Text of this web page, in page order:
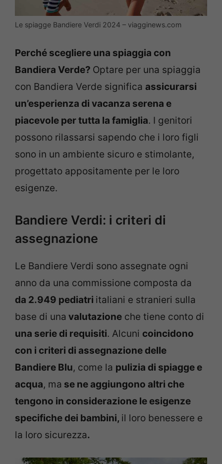
Le spiagge Bandiere Verdi 2024 – viagginews.com
Perché scegliere una spiaggia con
Bandiera Verde? Optare per una spiaggia
con Bandiera Verde significa assicurarsi
un’esperienza di vacanza serena e
piacevole per tutta la famiglia. I genitori
possono rilassarsi sapendo che i loro figli
sono in un ambiente sicuro e stimolante,
progettato appositamente per le loro
esigenze.
Bandiere Verdi: i criteri di
assegnazione
Le Bandiere Verdi sono assegnate ogni
anno da una commissione composta da
da 2.949 pediatri italiani e stranieri sulla
base di una valutazione che tiene conto di
una serie di requisiti. Alcuni coincidono
con i criteri di assegnazione delle
Bandiere Blu, come la pulizia di spiagge e
acqua, ma se ne aggiungono altri che
tengono in considerazione le esigenze
specifiche dei bambini, il loro benessere e
la loro sicurezza.